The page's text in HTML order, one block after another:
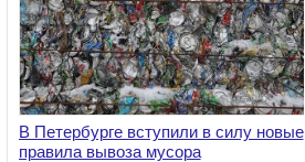
В Петербурге вступили в силу новые
правила вывоза мусора